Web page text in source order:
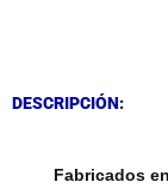
DESCRIPCIÓN:
Fabricados